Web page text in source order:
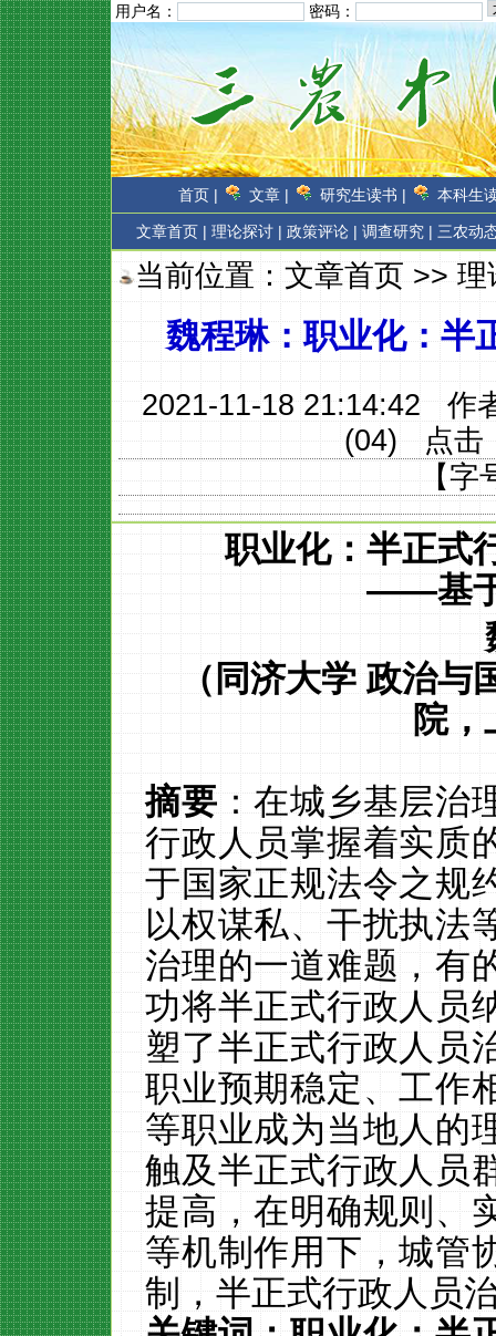
用户名： 密码：
首页 | 文章 | 研究生读书 | 本科生
文章首页 | 理论探讨 | 政策评论 | 调查研究 | 三农动
当前位置：文章首页>>理
魏程琳：职业化：半
2021-11-18 21:14:42 作
(04)点击
【字
职业化：半正式
——基
（同济大学 政治与
院，
摘要：在城乡基层治
行政人员掌握着实质
于国家正规法令之规
以权谋私、干扰执法
治理的一道难题，有
功将半正式行政人员
塑了半正式行政人员
职业预期稳定、工作
等职业成为当地人的
触及半正式行政人员
提高，在明确规则、
等机制作用下，城管
制，半正式行政人员